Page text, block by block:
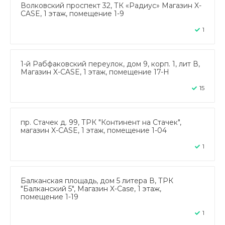
Волковский проспект 32, ТК «Радиус» Магазин X-
CASE, 1 этаж, помещение 1-9
1
1-й Рабфаковский переулок, дом 9, корп. 1, лит В,
Магазин X-CASE, 1 этаж, помещение 17-Н
15
пр. Стачек д. 99, ТРК "Континент на Стачек",
магазин X-CASE, 1 этаж, помещение 1-04
1
Балканская площадь, дом 5 литера В, ТРК
"Балканский 5", Магазин X-Case, 1 этаж,
помещение 1-19
1